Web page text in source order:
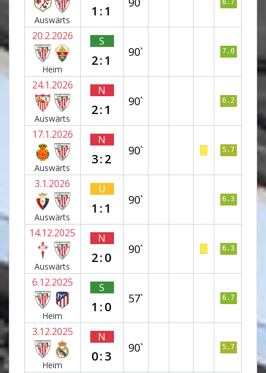
Auswärts
1:1
6.7
20.2.2026
Heim
S
2:1
90` 7.0
24.1.2026
Auswärts
N
2:1
90` 6.2
17.1.2026
Auswärts
N
3:2
90` 5.7
3.1.2026
Auswärts
U
1:1
90` 6.3
14.12.2025
Auswärts
N
2:0
90` 6.3
6.12.2025
Heim
S
1:0
57` 6.7
3.12.2025
Heim
N
0:3
90` 5.7